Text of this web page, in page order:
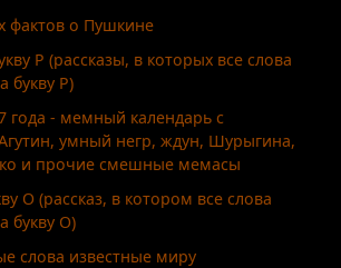
фактов о Пушкине
Р (рассказы, в которых все слова
букву Р)
года - мемный календарь с
умный негр, ждун, Шурыгина,
и прочие смешные мемасы
О (рассказ, в котором все слова
букву О)
слова известные миру